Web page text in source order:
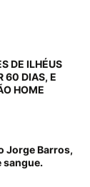
DE ILHÉUS
60 DIAS, E
HOME
Jorge Barros,
sangue.